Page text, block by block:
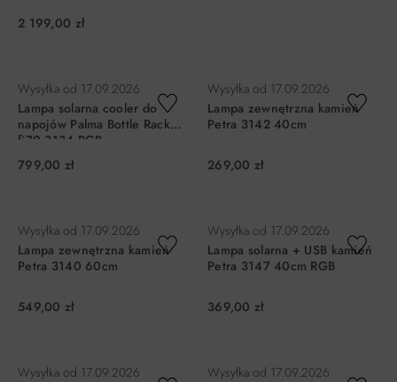
2 199,00 zł
Wysyłka od 17.09.2026
Lampa solarna cooler do
napojów Palma Bottle Rack
fi70 3134 RGB
799,00 zł
Wysyłka od 17.09.2026
Lampa zewnętrzna kamień
Petra 3142 40cm
269,00 zł
Wysyłka od 17.09.2026
Lampa zewnętrzna kamień
Petra 3140 60cm
549,00 zł
Wysyłka od 17.09.2026
Lampa solarna + USB kamień
Petra 3147 40cm RGB
369,00 zł
Wysyłka od 17.09.2026
Wysyłka od 17.09.2026